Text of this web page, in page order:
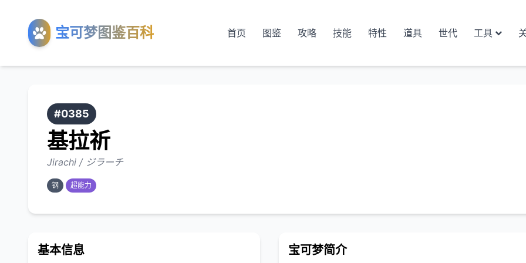
宝可梦图鉴百科 首页 图鉴 攻略 技能 特性 道具 世代 工具
#0385
基拉祈
Jirachi / ジラーチ
钢 超能力
基本信息 宝可梦简介